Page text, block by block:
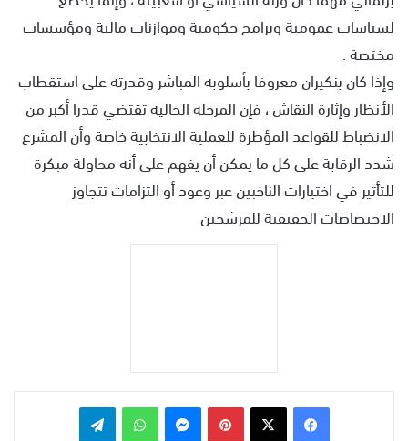
لسياسات عمومية وبرامج حكومية وموازنات مالية ومؤسسات
مختصة .
وإذا كان بنكيران معروفا بأسلوبه المباشر وقدرته على استقطاب
الأنظار وإثارة النقاش ، فإن المرحلة الحالية تقتضي قدرا أكبر من
الانضباط للقواعد المؤطرة للعملية الانتخابية خاصة وأن المشرع
شدد الرقابة على كل ما يمكن أن يفهم على أنه محاولة مبكرة
للتأثير في اختيارات الناخبين عبر وعود أو التزامات تتجاوز
الاختصاصات الحقيقية للمرشحين
بينتيريست واتساب